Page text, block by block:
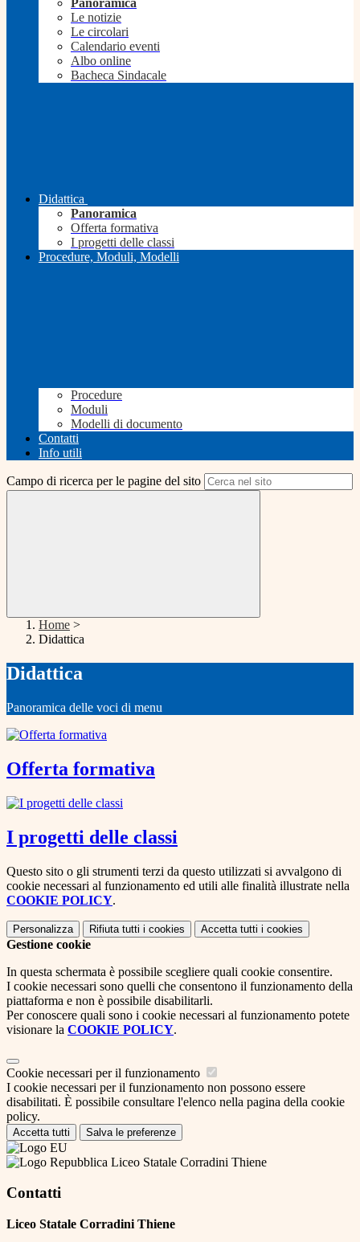
Panoramica
Le notizie
Le circolari
Calendario eventi
Albo online
Bacheca Sindacale
Didattica
Panoramica
Offerta formativa
I progetti delle classi
Procedure, Moduli, Modelli
Procedure
Moduli
Modelli di documento
Contatti
Info utili
Campo di ricerca per le pagine del sito
Home >
Didattica
Didattica
Panoramica delle voci di menu
Offerta formativa
I progetti delle classi
Questo sito o gli strumenti terzi da questo utilizzati si avvalgono di
cookie necessari al funzionamento ed utili alle finalità illustrate nella
COOKIE POLICY.
Personalizza Rifiuta tutti i cookies Accetta tutti i cookies
Gestione cookie
In questa schermata è possibile scegliere quali cookie consentire.
I cookie necessari sono quelli che consentono il funzionamento della
piattaforma e non è possibile disabilitarli.
Per conoscere quali sono i cookie necessari al funzionamento potete
visionare la COOKIE POLICY.
Cookie necessari per il funzionamento
I cookie necessari per il funzionamento non possono essere
disabilitati. È possibile consultare l'elenco nella pagina della cookie
policy.
Accetta tutti Salva le preferenze
Liceo Statale Corradini Thiene
Contatti
Liceo Statale Corradini Thiene